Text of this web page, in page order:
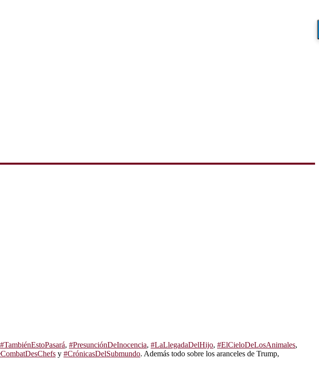
#TambiénEstoPasará, #PresunciónDeInocencia, #LaLlegadaDelHijo, #ElCieloDeLosAnimales,
y #CrónicasDelSubmundo. Además todo sobre los aranceles de Trump,